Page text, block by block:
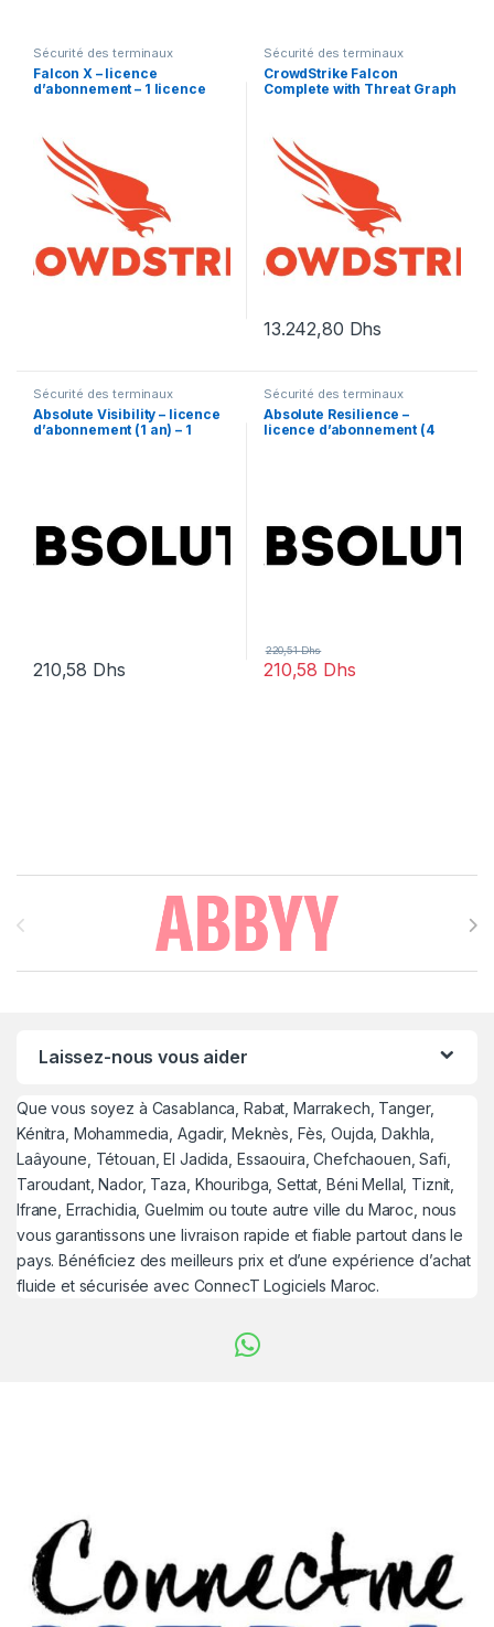
Sécurité des terminaux
Falcon X – licence
d’abonnement – 1 licence
Sécurité des terminaux
CrowdStrike Falcon
Complete with Threat Graph
13.242,80 Dhs
Sécurité des terminaux
Absolute Visibility – licence
d’abonnement (1 an) – 1
210,58 Dhs
Sécurité des terminaux
Absolute Resilience –
licence d’abonnement (4
210,58 Dhs
220,51Dhs
Brands Carousel
Laissez-nous vous aider
Que vous soyez à Casablanca, Rabat, Marrakech, Tanger,
Kénitra, Mohammedia, Agadir, Meknès, Fès, Oujda, Dakhla,
Laâyoune, Tétouan, El Jadida, Essaouira, Chefchaouen, Safi,
Taroudant, Nador, Taza, Khouribga, Settat, Béni Mellal, Tiznit,
Ifrane, Errachidia, Guelmim ou toute autre ville du Maroc, nous
vous garantissons une livraison rapide et fiable partout dans le
pays. Bénéficiez des meilleurs prix et d’une expérience d’achat
fluide et sécurisée avec ConnecT Logiciels Maroc.